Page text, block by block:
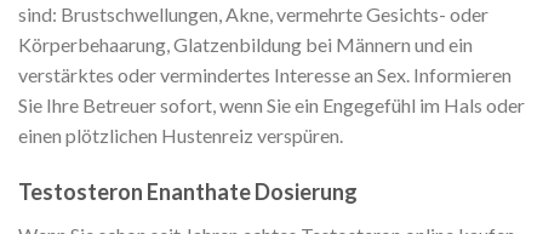
sind: Brustschwellungen, Akne, vermehrte Gesichts- oder
Körperbehaarung, Glatzenbildung bei Männern und ein
verstärktes oder vermindertes Interesse an Sex. Informieren
Sie Ihre Betreuer sofort, wenn Sie ein Engegefühl im Hals oder
einen plötzlichen Hustenreiz verspüren.
Testosteron Enanthate Dosierung